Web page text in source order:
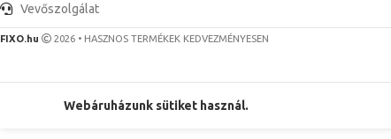
Vevőszolgálat
FIXO.hu 2026 • HASZNOS TERMÉKEK KEDVEZMÉNYESEN
Webáruházunk sütiket használ.